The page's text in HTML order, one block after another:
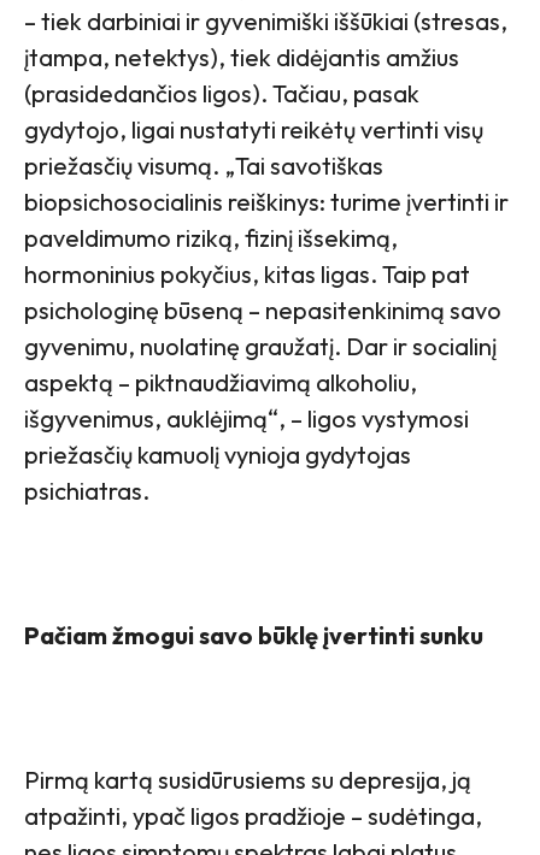
– tiek darbiniai ir gyvenimiški iššūkiai (stresas,
įtampa, netektys), tiek didėjantis amžius
(prasidedančios ligos). Tačiau, pasak
gydytojo, ligai nustatyti reikėtų vertinti visų
priežasčių visumą. „Tai savotiškas
biopsichosocialinis reiškinys: turime įvertinti ir
paveldimumo riziką, fizinį išsekimą,
hormoninius pokyčius, kitas ligas. Taip pat
psichologinę būseną – nepasitenkinimą savo
gyvenimu, nuolatinę graužatį. Dar ir socialinį
aspektą – piktnaudžiavimą alkoholiu,
išgyvenimus, auklėjimą“, – ligos vystymosi
priežasčių kamuolį vynioja gydytojas
psichiatras.
Pačiam žmogui savo būklę įvertinti sunku
Pirmą kartą susidūrusiems su depresija, ją
atpažinti, ypač ligos pradžioje – sudėtinga,